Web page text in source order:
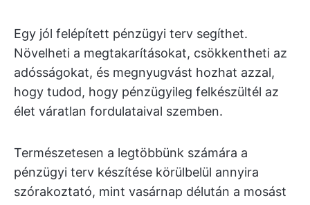
Egy jól felépített pénzügyi terv segíthet.
Növelheti a megtakarításokat, csökkentheti az
adósságokat, és megnyugvást hozhat azzal,
hogy tudod, hogy pénzügyileg felkészültél az
élet váratlan fordulataival szemben.
Természetesen a legtöbbünk számára a
pénzügyi terv készítése körülbelül annyira
szórakoztató, mint vasárnap délután a mosást